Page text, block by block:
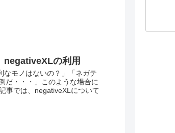
negativeXLの利用
なモノはないの？」「ネガテ
だ・・・」このような場合に
事では、negativeXLについて